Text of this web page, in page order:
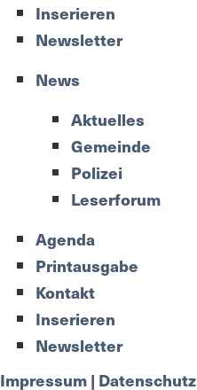
Inserieren
Newsletter
News
Aktuelles
Gemeinde
Polizei
Leserforum
Agenda
Printausgabe
Kontakt
Inserieren
Newsletter
Impressum | Datenschutz